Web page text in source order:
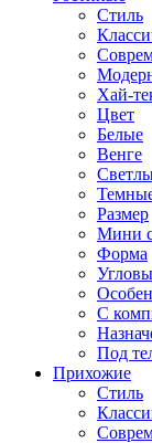
Стиль
Хай-
Цвет
Белые
Венге
Размер
Мини
Форма
С
Под
Прихожие
Стиль